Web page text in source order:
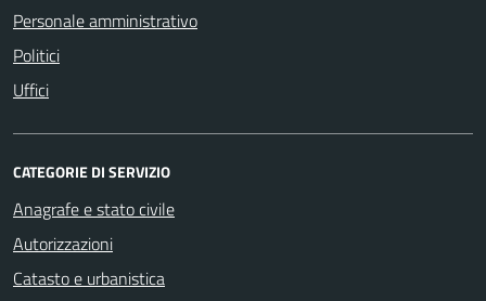
Personale amministrativo
Politici
Uffici
CATEGORIE DI SERVIZIO
Anagrafe e stato civile
Autorizzazioni
Catasto e urbanistica